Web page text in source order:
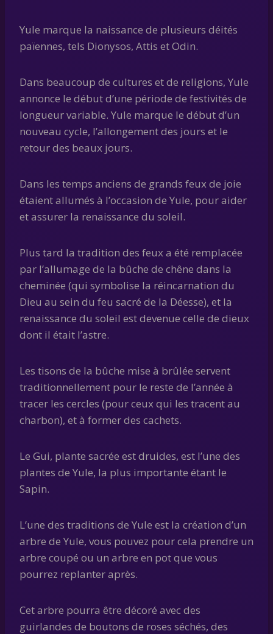
Yule marque la naissance de plusieurs déités
païennes, tels Dionysos, Attis et Odin.
Dans beaucoup de cultures et de religions, Yule
annonce le début d’une période de festivités de
longueur variable. Yule marque le début d’un
nouveau cycle, l’allongement des jours et le
retour des beaux jours.
Dans les temps anciens de grands feux de joie
étaient allumés à l’occasion de Yule, pour aider
et assurer la renaissance du soleil.
Plus tard la tradition des feux a été remplacée
par l’allumage de la bûche de chêne dans la
cheminée (qui symbolise la réincarnation du
Dieu au sein du feu sacré de la Déesse), et la
renaissance du soleil est devenue celle de dieux
dont il était l’astre.
Les tisons de la bûche mise à brûlée servent
traditionnellement pour le reste de l’année à
tracer les cercles (pour ceux qui les tracent au
charbon), et à former des cachets.
Le Gui, plante sacrée est druides, est l’une des
plantes de Yule, la plus importante étant le
Sapin.
L’une des traditions de Yule est la création d’un
arbre de Yule, vous pouvez pour cela prendre un
arbre coupé ou un arbre en pot que vous
pourrez replanter après.
Cet arbre pourra être décoré avec des
guirlandes de boutons de roses séchés, des